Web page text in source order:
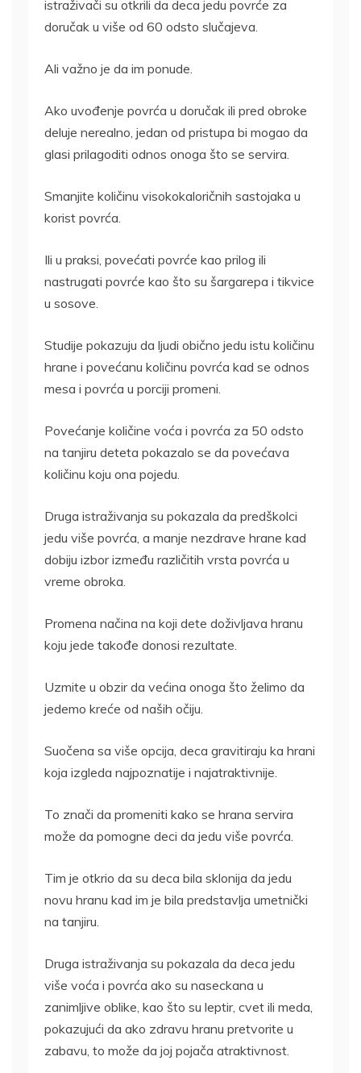
istraživači su otkrili da deca jedu povrće za
doručak u više od 60 odsto slučajeva.
Ali važno je da im ponude.
Ako uvođenje povrća u doručak ili pred obroke
deluje nerealno, jedan od pristupa bi mogao da
glasi prilagoditi odnos onoga što se servira.
Smanjite količinu visokokaloričnih sastojaka u
korist povrća.
Ili u praksi, povećati povrće kao prilog ili
nastrugati povrće kao što su šargarepa i tikvice
u sosove.
Studije pokazuju da ljudi obično jedu istu količinu
hrane i povećanu količinu povrća kad se odnos
mesa i povrća u porciji promeni.
Povećanje količine voća i povrća za 50 odsto
na tanjiru deteta pokazalo se da povećava
količinu koju ona pojedu.
Druga istraživanja su pokazala da predškolci
jedu više povrća, a manje nezdrave hrane kad
dobiju izbor između različitih vrsta povrća u
vreme obroka.
Promena načina na koji dete doživljava hranu
koju jede takođe donosi rezultate.
Uzmite u obzir da većina onoga što želimo da
jedemo kreće od naših očiju.
Suočena sa više opcija, deca gravitiraju ka hrani
koja izgleda najpoznatije i najatraktivnije.
To znači da promeniti kako se hrana servira
može da pomogne deci da jedu više povrća.
Tim je otkrio da su deca bila sklonija da jedu
novu hranu kad im je bila predstavlja umetnički
na tanjiru.
Druga istraživanja su pokazala da deca jedu
više voća i povrća ako su naseckana u
zanimljive oblike, kao što su leptir, cvet ili meda,
pokazujući da ako zdravu hranu pretvorite u
zabavu, to može da joj pojača atraktivnost.